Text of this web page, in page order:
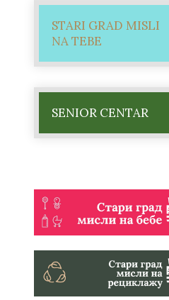
STARI GRAD MISLI
NA TEBE
SENIOR CENTAR